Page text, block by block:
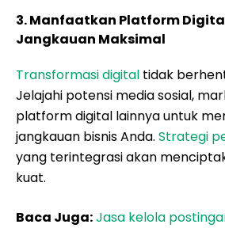
3. Manfaatkan Platform
Jangkauan Maksimal
Transformasi digital tidak
Jelajahi potensi media sosial,
platform digital lainnya untuk
jangkauan bisnis Anda. Strategi
yang terintegrasi akan
kuat.
Baca Juga:Jasa kelola